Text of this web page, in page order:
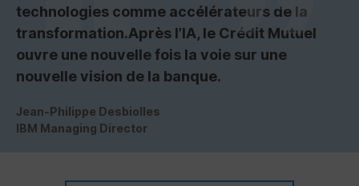
technologies comme accélérateurs de la
transformation.Après l’IA, le Crédit Mutuel
ouvre une nouvelle fois la voie sur une
nouvelle vision de la banque.
Jean-Philippe Desbiolles
IBM Managing Director